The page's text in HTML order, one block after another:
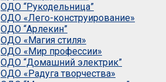
ОДО “Рукодельница”
ОДО «Лего-конструирование»
ОДО “Арлекин”
ОДО «Магия стиля»
ОДО «Мир профессии»
ОДО “Домашний электрик”
ОДО «Радуга творчества»